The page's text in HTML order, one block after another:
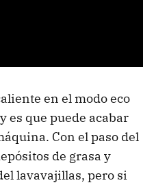
en el modo eco
es que puede acabar
Con el paso del
de grasa y
lavavajillas, pero si